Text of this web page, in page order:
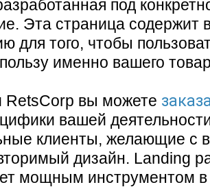
под
Эта страница содержит
для того, чтобы
именно вашего
RetsCorp вы можете
вашей
клиенты, желающие с
дизайн. Landing
мощным инструментом